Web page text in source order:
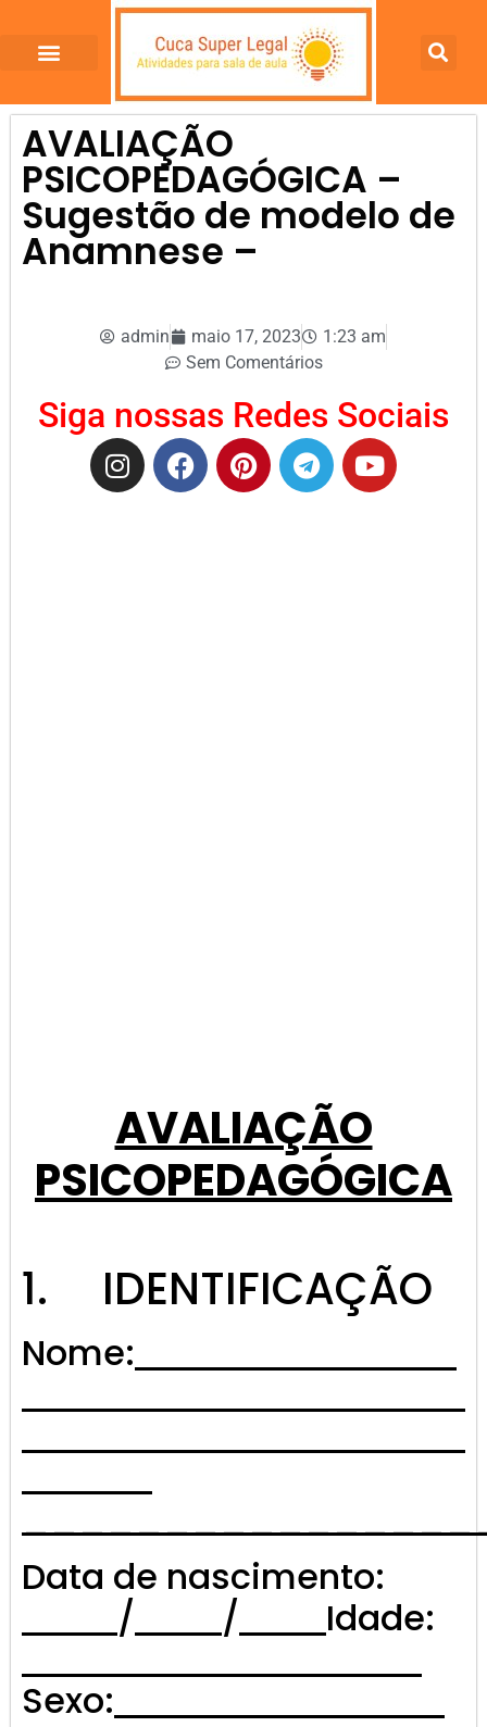
AVALIAÇÃO
PSICOPEDAGÓGICA –
Sugestão de modelo de
Anamnese –
admin maio 17, 2023
1:23 am
Sem Comentários
Siga nossas Redes Sociais
AVALIAÇÃO
PSICOPEDAGÓGICA
1. IDENTIFICAÇÃO
Nome:
Data de nascimento:
/
/
Idade:
Sexo: